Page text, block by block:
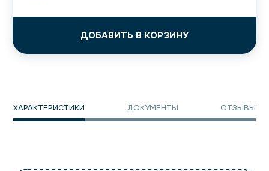
ДОБАВИТЬ В КОРЗИНУ
ХАРАКТЕРИСТИКИ ДОКУМЕНТЫ ОТЗЫВЫ